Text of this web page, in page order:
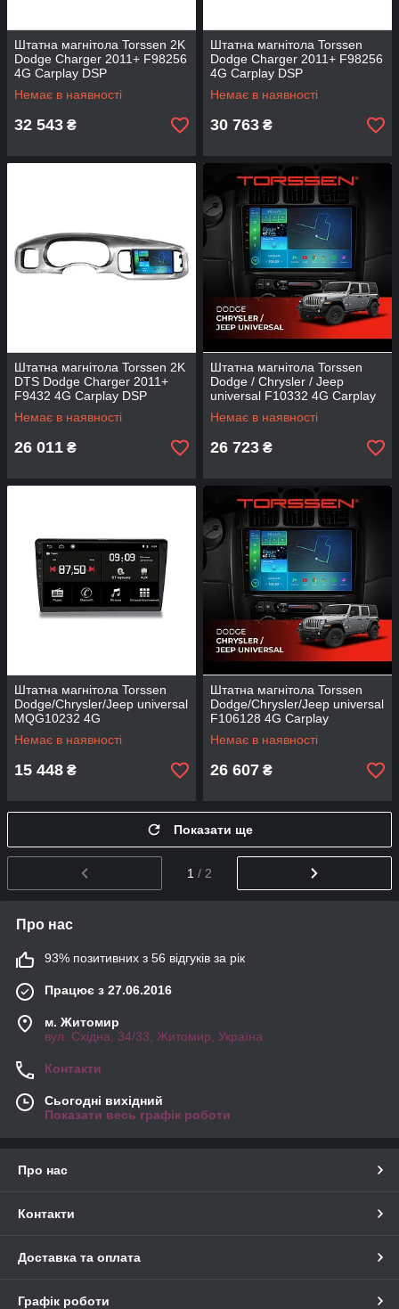
Штатна магнітола Torssen 2K
Dodge Charger 2011+ F98256
4G Carplay DSP
Немає в наявності
32 543 ₴
Штатна магнітола Torssen
Dodge Charger 2011+ F98256
4G Carplay DSP
Немає в наявності
30 763 ₴
Штатна магнітола Torssen 2K
DTS Dodge Charger 2011+
F9432 4G Carplay DSP
Немає в наявності
26 011 ₴
Штатна магнітола Torssen
Dodge / Chrysler / Jeep
universal F10332 4G Carplay
Немає в наявності
26 723 ₴
Штатна магнітола Torssen
Dodge/Chrysler/Jeep universal
MQG10232 4G
Немає в наявності
15 448 ₴
Штатна магнітола Torssen
Dodge/Chrysler/Jeep universal
F106128 4G Carplay
Немає в наявності
26 607 ₴
Показати ще
1 / 2
Про нас
93% позитивних з 56 відгуків за рік
Працює з 27.06.2016
м. Житомир
вул. Східна, 34/33, Житомир, Україна
Контакти
Сьогодні вихідний
Показати весь графік роботи
Про нас
Контакти
Доставка та оплата
Графік роботи